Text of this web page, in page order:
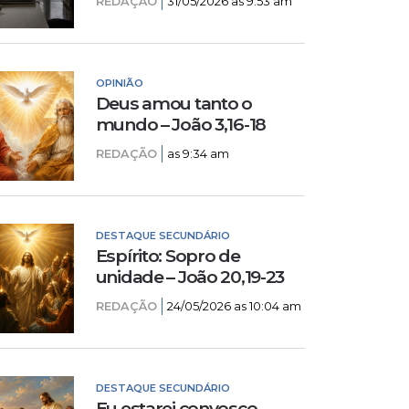
OPINIÃO
Deus amou tanto o
mundo – João 3,16-18
REDAÇÃO as 9:34 am
DESTAQUE SECUNDÁRIO
Espírito: Sopro de
unidade – João 20,19-23
REDAÇÃO 24/05/2026 as 10:04 am
DESTAQUE SECUNDÁRIO